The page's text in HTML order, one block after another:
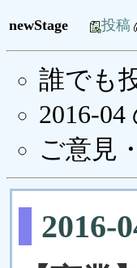
newStage 投稿
誰でも
2016-
ご意見
2016-